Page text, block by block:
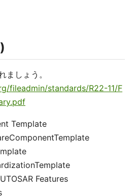
しょう。
fileadmin/standards/R22-11/F
Template
Features